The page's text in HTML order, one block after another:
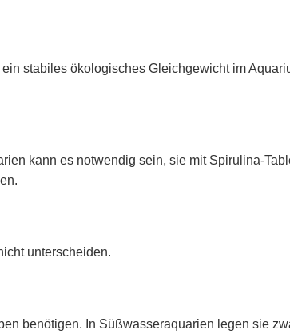
stabiles ökologisches Gleichgewicht im
kann es notwendig sein, sie mit Spirulina-
unterscheiden.
benötigen. In Süßwasseraquarien legen sie